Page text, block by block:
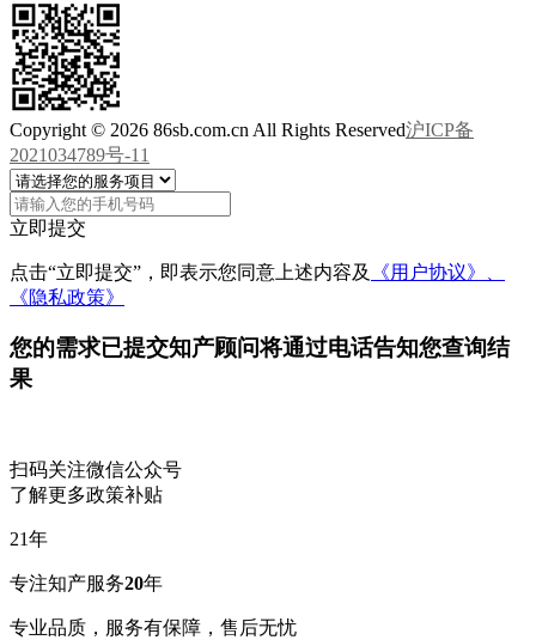
Copyright © 2026 86sb.com.cn All Rights Reserved沪ICP备
2021034789号-11
立即提交
点击“立即提交”，即表示您同意上述内容及
《用户协议》、
《隐私政策》
您的需求已提交知产顾问将通过电话告知您查询结
果
扫码关注微信公众号
了解更多政策补贴
21年
专注知产服务20年
专业品质，服务有保障，售后无忧